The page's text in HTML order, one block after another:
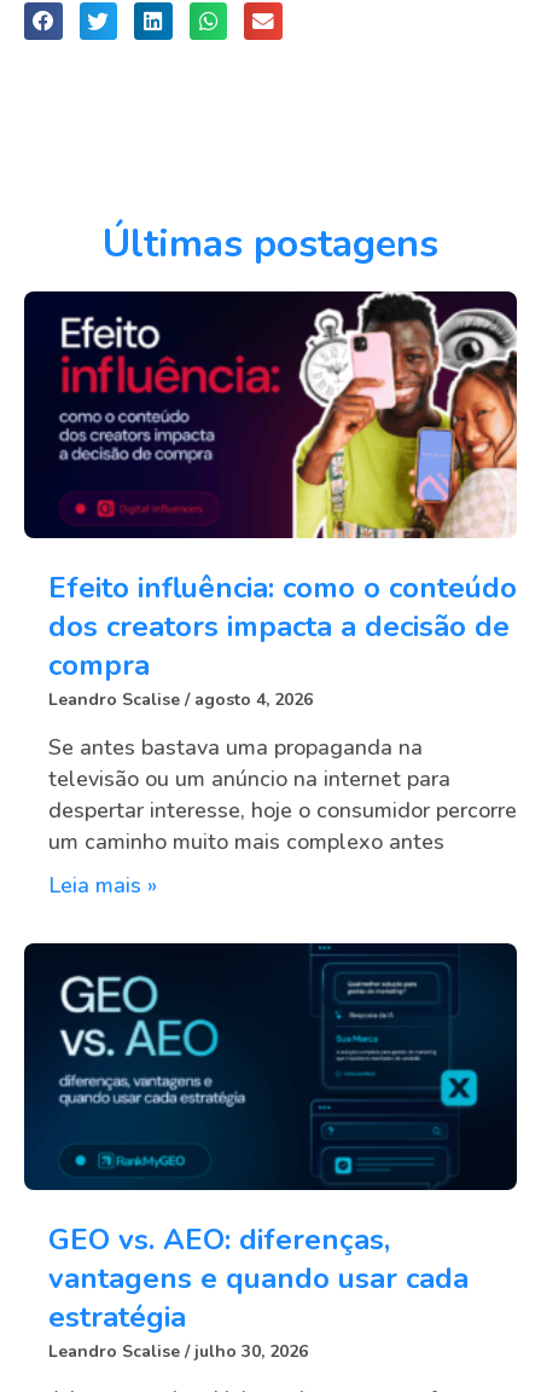
Últimas postagens
Efeito influência: como o conteúdo
dos creators impacta a decisão de
compra
Leandro Scalise agosto 4, 2026
Se antes bastava uma propaganda na
televisão ou um anúncio na internet para
despertar interesse, hoje o consumidor percorre
um caminho muito mais complexo antes
Leia mais »
GEO vs. AEO: diferenças,
vantagens e quando usar cada
estratégia
Leandro Scalise julho 30, 2026